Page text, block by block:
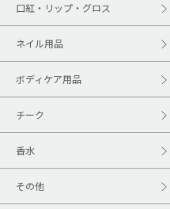
口紅・リップ・グロス
ネイル用品
ボディケア用品
チーク
香水
その他